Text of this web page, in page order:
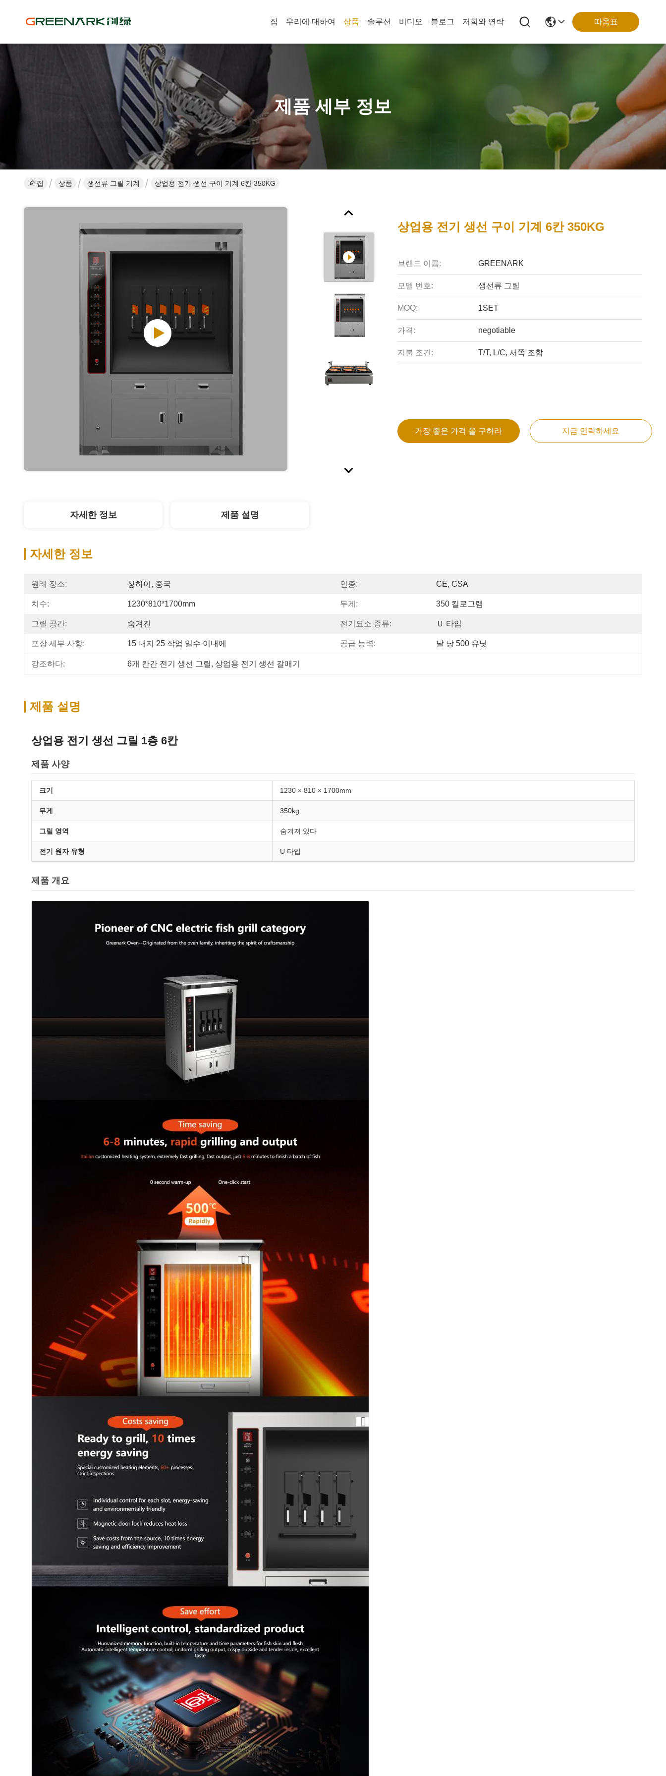
집 우리에 대하여 상품 솔루션 비디오 블로그 저희와 연락 따옴표
제품 세부 정보
집 상품 생선류 그릴 기계 상업용 전기 생선 구이 기계 6칸 350KG
상업용 전기 생선 구이 기계 6칸 350KG
브랜드 이름: GREENARK
모델 번호: 생선류 그릴
MOQ: 1SET
가격: negotiable
지불 조건: T/T, L/C, 서쪽 조합
가장 좋은 가격 을 구하라 지금 연락하세요
자세한 정보 제품 설명
자세한 정보
원래 장소: 상하이, 중국 인증: CE, CSA
치수: 1230*810*1700mm 무게: 350 킬로그램
그릴 공간: 숨겨진 전기요소 종류: Ｕ 타입
포장 세부 사항: 15 내지 25 작업 일수 이내에 공급 능력: 달 당 500 유닛
강조하다: 6개 칸간 전기 생선 그릴, 상업용 전기 생선 갈매기
제품 설명
상업용 전기 생선 그릴 1층 6칸
제품 사양
크기 1230 × 810 × 1700mm
무게 350kg
그릴 영역 숨겨져 있다
전기 원자 유형 U 타입
제품 개요